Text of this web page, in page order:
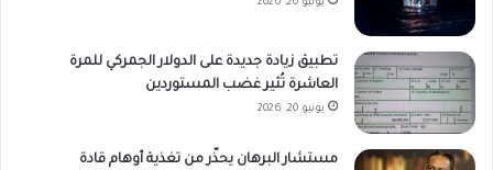
يونيو 20, 2026
تطبيق زيادة جديدة على الدولار الجمركي للمرة
العاشرة تُثير غضب المستوردين
يونيو 20, 2026
مستشار البرهان يحذّر من تغذية أوهام قادة